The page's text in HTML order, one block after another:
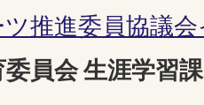
推進委員協議
員会 生涯学習課